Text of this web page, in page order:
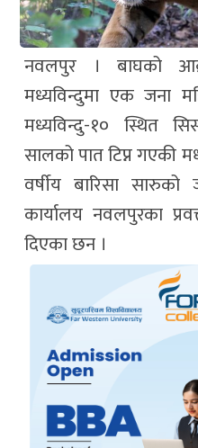
नवलपुर । बाघको
मध्यविन्दुमा एक जना
मध्यविन्दु-१० स्थित
सालको पात टिप्न गएकी
वर्षीय बारिसा सारुको
कार्यालय नवलपुरका
दिएका छन ।